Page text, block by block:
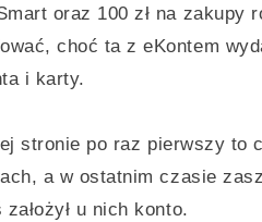
oraz 100 zł na zakupy
choć ta z eKontem
i karty.
stronie po raz pierwszy to
a w ostatnim czasie
u nich konto.